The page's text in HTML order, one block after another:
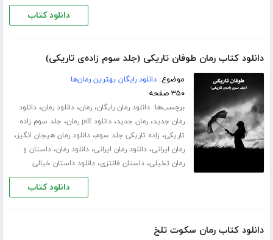
دانلود کتاب
دانلود کتاب رمان طوفان تاریکی (جلد سوم زاده‌ی تاریکی)
موضوع:دانلود رایگان بهترین رمان‌ها
۳۵۰ صفحه
برچسب‌ها:دانلود رمان رایگان،رمان،دانلود رمان،دانلود
رمان جدید،رمان جدید،دانلود pdf رمان ، جلد سوم زاده
تاریکی، زاده تاریکی جلد سوم،دانلود رمان هیجان انگیز،
رمان ایرانی،دانلود رمان ایرانی،دانلود رمان،داستان و
رمان تخیلی،داستان فانتزی،دانلود داستان خیالی
دانلود کتاب
دانلود کتاب رمان سکوت تلخ